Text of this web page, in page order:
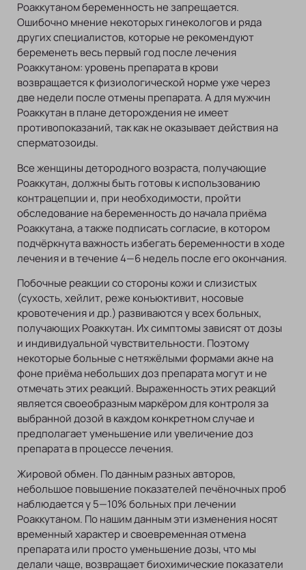
Роаккутаном беременность не запрещается.
Ошибочно мнение некоторых гинекологов и ряда
других специалистов, которые не рекомендуют
беременеть весь первый год после лечения
Роаккутаном: уровень препарата в крови
возвращается к физиологической норме уже через
две недели после отмены препарата. А для мужчин
Роаккутан в плане деторождения не имеет
противопоказаний, так как не оказывает действия на
сперматозоиды.
Все женщины детородного возраста, получающие
Роаккутан, должны быть готовы к использованию
контрацепции и, при необходимости, пройти
обследование на беременность до начала приёма
Роаккутана, а также подписать согласие, в котором
подчёркнута важность избегать беременности в ходе
лечения и в течение 4—6 недель после его окончания.
Побочные реакции со стороны кожи и слизистых
(сухость, хейлит, реже конъюктивит, носовые
кровотечения и др.) развиваются у всех больных,
получающих Роаккутан. Их симптомы зависят от дозы
и индивидуальной чувствительности. Поэтому
некоторые больные с нетяжёлыми формами акне на
фоне приёма небольших доз препарата могут и не
отмечать этих реакций. Выраженность этих реакций
является своеобразным маркёром для контроля за
выбранной дозой в каждом конкретном случае и
предполагает уменьшение или увеличение доз
препарата в процессе лечения.
Жировой обмен. По данным разных авторов,
небольшое повышение показателей печёночных проб
наблюдается у 5—10% больных при лечении
Роаккутаном. По нашим данным эти изменения носят
временный характер и своевременная отмена
препарата или просто уменьшение дозы, что мы
делали чаще, возвращает биохимические показатели